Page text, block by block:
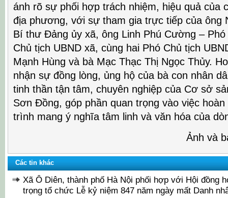
ánh rõ sự phối hợp trách nhiệm, hiệu quả của
địa phương, với sự tham gia trực tiếp của ông
Bí thư Đảng ủy xã, ông Linh Phú Cường –
Chủ tịch UBND xã, cùng hai Phó Chủ tịch
Mạnh Hùng và bà Mạc Thạc Thị Ngọc Thủy.
nhận sự đồng lòng, ủng hộ của bà con nhân
tinh thần tận tâm, chuyên nghiệp của Cơ sở
Sơn Đồng, góp phần quan trọng vào việc
trình mang ý nghĩa tâm linh và văn hóa của
Ảnh và
Các tin khác
Xã Ô Diên, thành phố Hà Nội phối hợp với Hội đồng
trọng tổ chức Lễ kỷ niệm 847 năm ngày mất Danh